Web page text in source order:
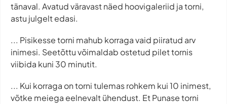
tänaval. Avatud väravast näed hoovigaleriid ja torni,
astu julgelt edasi.
... Pisikesse torni mahub korraga vaid piiratud arv
inimesi. Seetõttu võimaldab ostetud pilet tornis
viibida kuni 30 minutit.
... Kui korraga on torni tulemas rohkem kui 10 inimest,
võtke meiega eelnevalt ühendust. Et Punase torni